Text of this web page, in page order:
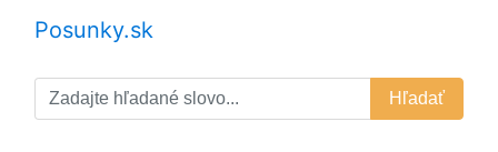
Posunky.sk
Hľadať